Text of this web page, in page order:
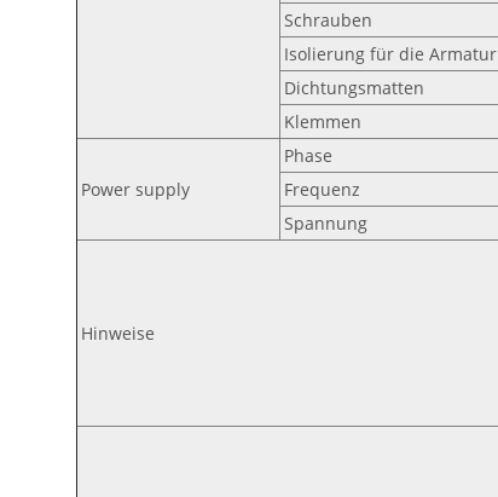
Schrauben
Isolierung für die Armatur
Dichtungsmatten
Klemmen
Power supply
Phase
Frequenz
Spannung
Hinweise